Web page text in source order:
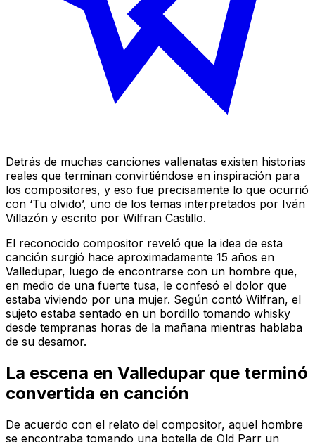
Detrás de muchas canciones vallenatas existen historias
reales que terminan convirtiéndose en inspiración para
los compositores, y eso fue precisamente lo que ocurrió
con ‘Tu olvido’, uno de los temas interpretados por Iván
Villazón y escrito por Wilfran Castillo.
El reconocido compositor reveló que la idea de esta
canción surgió hace aproximadamente 15 años en
Valledupar, luego de encontrarse con un hombre que,
en medio de una fuerte tusa, le confesó el dolor que
estaba viviendo por una mujer. Según contó Wilfran, el
sujeto estaba sentado en un bordillo tomando whisky
desde tempranas horas de la mañana mientras hablaba
de su desamor.
La escena en Valledupar que terminó
convertida en canción
De acuerdo con el relato del compositor, aquel hombre
se encontraba tomando una botella de Old Parr un